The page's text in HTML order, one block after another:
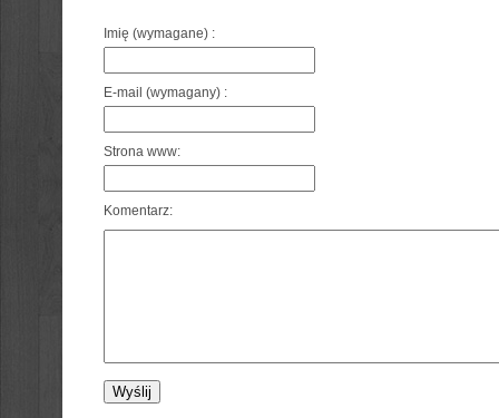
Imię (wymagane) :
E-mail (wymagany) :
Strona www:
Komentarz: